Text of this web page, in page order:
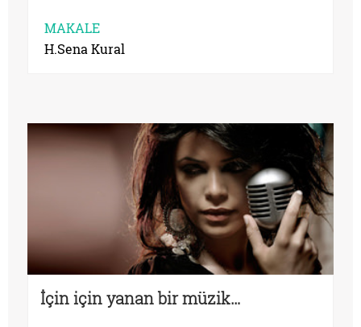
MAKALE
H.Sena Kural
İçin için yanan bir müzik…